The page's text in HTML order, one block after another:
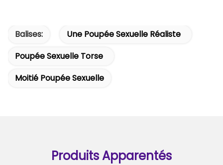
Balises:
Une Poupée Sexuelle Réaliste
Poupée Sexuelle Torse
Moitié Poupée Sexuelle
Produits Apparentés